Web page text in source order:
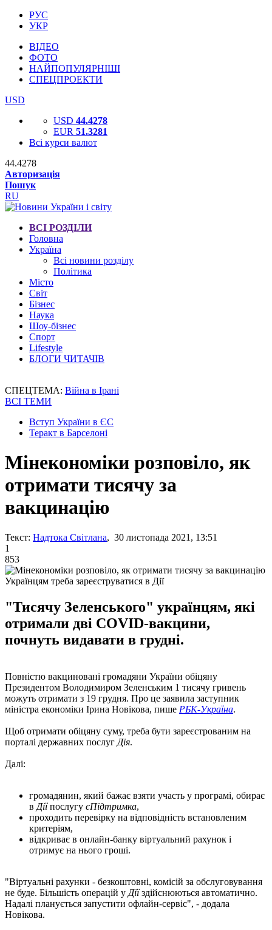
РУС
УКР
ВІДЕО
ФОТО
НАЙПОПУЛЯРНІШІ
СПЕЦПРОЕКТИ
USD
USD 44.4278
EUR 51.3281
Всі курси валют
44.4278
Авторизація
Пошук
RU
ВСІ РОЗДІЛИ
Головна
Україна
Всі новини розділу
Політика
Місто
Світ
Бізнес
Наука
Шоу-бізнес
Спорт
Lifestyle
БЛОГИ ЧИТАЧІВ
СПЕЦТЕМА: Війна в Ірані
ВСІ ТЕМИ
Вступ України в ЄС
Теракт в Барселоні
Мінекономіки розповіло, як
отримати тисячу за
вакцинацію
Текст: Надтока Світлана, 30 листопада 2021, 13:51
1
853
Українцям треба зареєструватися в Дії
"Тисячу Зеленського" українцям, які
отримали дві COVID-вакцини,
почнуть видавати в грудні.
Повністю вакциновані громадяни України обіцяну
Президентом Володимиром Зеленським 1 тисячу гривень
можуть отримати з 19 грудня. Про це заявила заступник
міністра економіки Ірина Новікова, пише РБК-Україна.
Щоб отримати обіцяну суму, треба бути зареєстрованим на
порталі державних послуг Дія.
Далі:
громадянин, який бажає взяти участь у програмі, обирає
в Діїпослугу єПідтримка,
проходить перевірку на відповідність встановленим
критеріям,
відкриває в онлайн-банку віртуальний рахунок і
отримує на нього гроші.
"Віртуальні рахунки - безкоштовні, комісій за обслуговування
не буде. Більшість операцій у Діїздійснюються автоматично.
Надалі планується запустити офлайн-сервіс", - додала
Новікова.